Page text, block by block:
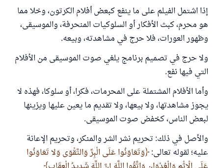
إذا اشتمل الفيلم على ما ينفع كبعض أفلام الكرتون، وخلا مما
هو محرم، كبث الأفكار أو السلوكيات المنحرفة، والموسيقى،
وظهور العورات، فلا حرج في مشاهدته، وبيعه.
ولا حرج في تصميم برنامج يلغي صوت الموسيقى من الأفلام
التي فيها نفع.
وأما الأفلام المشتملة على المحرمات، فكرا، أو سلوكا، فهذه لا
يجوز مشاهدتها، ولا بيعها، ولا تقديم ما يعين عليها ويزينها
لبعض الناس، كخفض صوت الموسيقى.
والأصل في ذلك: تحريم نشر الشر والمنكر، وتحريم الإعانة
عليه؛ لقوله تعالى: وَتَعَاوَنُوا عَلَى الْبِرِّ وَالتَّقْوَى وَلا تَعَاوَنُوا